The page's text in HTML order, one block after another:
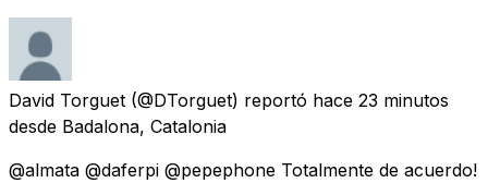
David Torguet (@DTorguet) reportó hace 23 minutos
desde Badalona, Catalonia
@almata @daferpi @pepephone Totalmente de acuerdo!